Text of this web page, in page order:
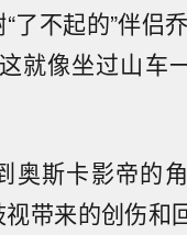
了不起的”伴侣
就像坐过山车
奥斯卡影帝的
带来的创伤和